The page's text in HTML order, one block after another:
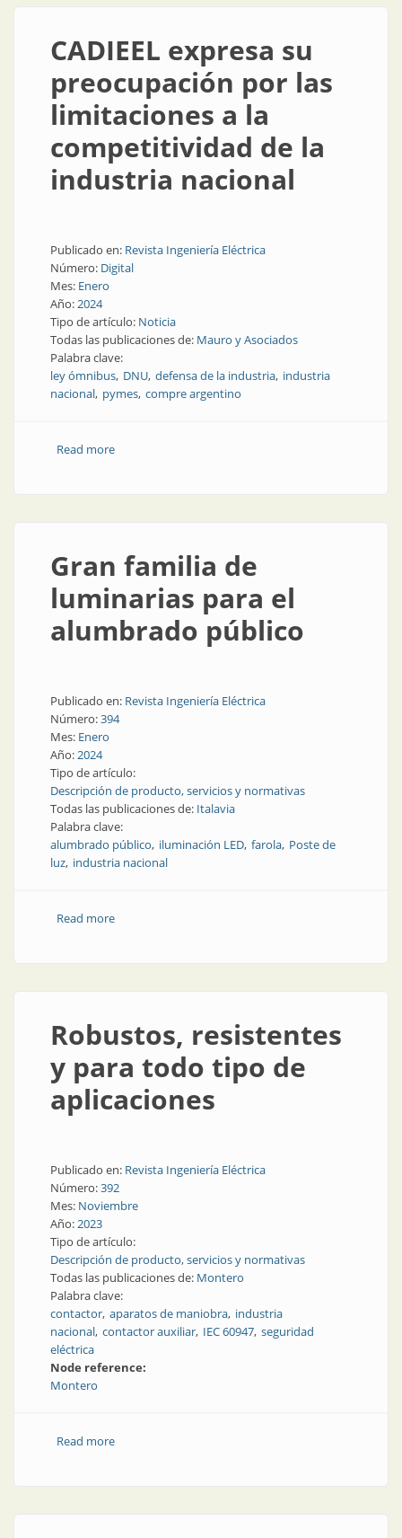
CADIEEL expresa su
preocupación por las
limitaciones a la
competitividad de la
industria nacional
Publicado en: Revista Ingeniería Eléctrica
Número: Digital
Mes: Enero
Año:2024
Tipo de artículo: Noticia
Todas las publicaciones de: Mauro y Asociados
Palabra clave:
ley ómnibus DNU defensa de la industria industria
nacional pymes compre argentino
Read moreabout CADIEEL expresa su preocupación por las
Gran familia de
luminarias para el
alumbrado público
Publicado en: Revista Ingeniería Eléctrica
Número:394
Mes: Enero
Año:2024
Tipo de artículo:
Descripción de producto, servicios y normativas
Todas las publicaciones de: Italavia
Palabra clave:
alumbrado público iluminación LED farola Poste de
luz industria nacional
Read moreabout Gran familia de luminarias para el alumbrado
Robustos, resistentes
y para todo tipo de
aplicaciones
Publicado en: Revista Ingeniería Eléctrica
Número:392
Mes: Noviembre
Año:2023
Tipo de artículo:
Descripción de producto, servicios y normativas
Todas las publicaciones de: Montero
Palabra clave:
contactor aparatos de maniobra industria
nacional contactor auxiliar IEC 60947 seguridad
eléctrica
Node reference:
Montero
Read moreabout Robustos, resistentes y para todo tipo de